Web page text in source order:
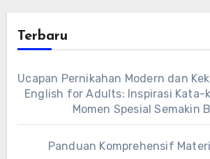
Terbaru
Ucapan Pernikahan Modern dan
English for Adults: Inspirasi Kata-
Momen Spesial Semakin
Panduan Komprehensif Materi